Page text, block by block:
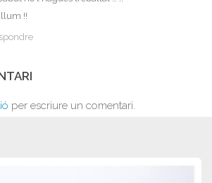
!!
per escriure un comentari.